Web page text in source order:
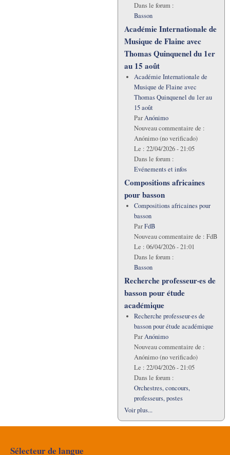
Dans le forum :
Basson
Académie Internationale de
Musique de Flaine avec
Thomas Quinquenel du 1er
au 15 août
Académie Internationale de
Musique de Flaine avec
Thomas Quinquenel du 1er au
15 août
ParAnónimo
Nouveau commentaire de :
Anónimo (no verificado)
Le : 22/04/2026 - 21:05
Dans le forum :
Evénements et infos
Compositions africaines
pour basson
Compositions africaines pour
basson
ParFdB
Nouveau commentaire de : FdB
Le : 06/04/2026 - 21:01
Dans le forum :
Basson
Recherche professeur·es de
basson pour étude
académique
Recherche professeur·es de
basson pour étude académique
ParAnónimo
Nouveau commentaire de :
Anónimo (no verificado)
Le : 22/04/2026 - 21:05
Dans le forum :
Orchestres, concours,
professeurs, postes
Voir plus...
Sélecteur de langue